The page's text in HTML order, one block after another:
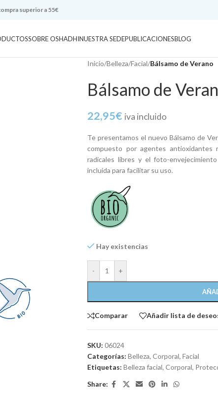
superior a 55€
SOBRE OSHADHINUESTRA SEDEPUBLICACIONESBLOG
Inicio/Belleza/Facial/Bálsamo de Verano
Bálsamo de
22,95€ iva incluido
Te presentamos el nuevo Bálsamo de
compuesto por agentes
radicales libres y el foto-
incluida para facilitar su uso.
Hay existencias
- +
Comparar Añadir lista de
SKU: 06024
Categorías: Belleza, Corporal, Facial
Etiquetas: Belleza facial, Corporal,
Share: